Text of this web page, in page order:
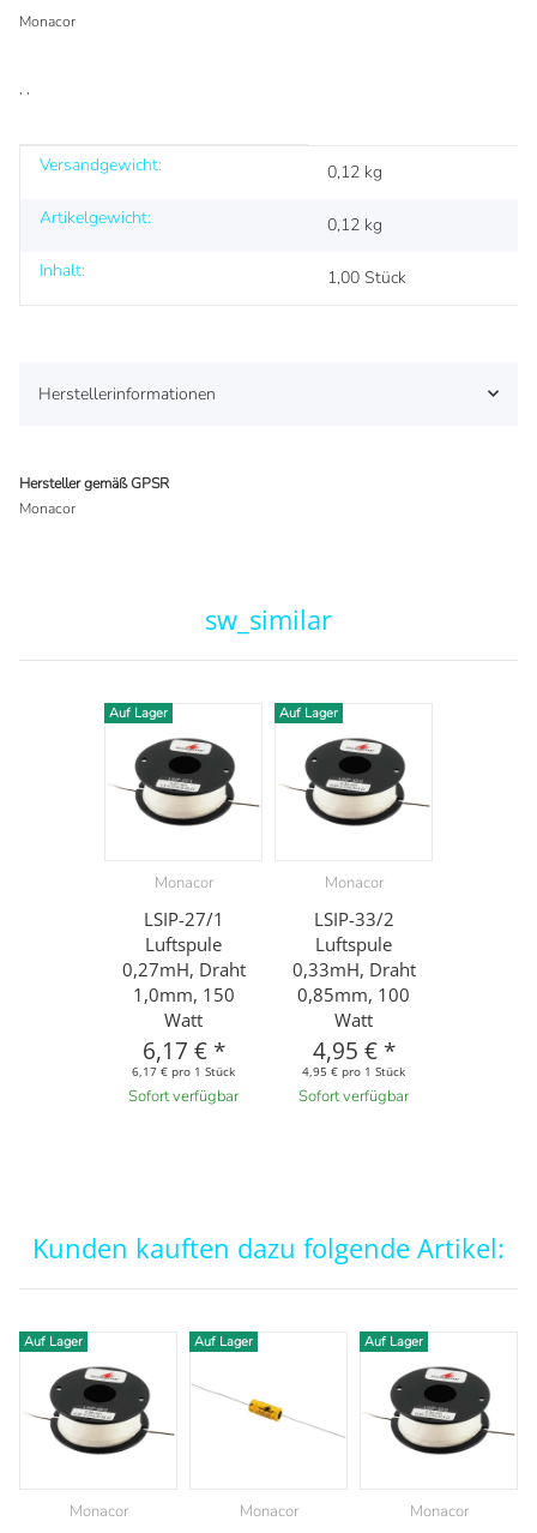
Monacor
, ,
Produkteigenschaft
Wert
Versandgewicht:
0,12 kg
Artikelgewicht:
0,12 kg
Inhalt:
1,00 Stück
Herstellerinformationen
Hersteller gemäß GPSR
Monacor
sw_similar
Auf Lager
Monacor
LSIP-27/1
Luftspule
0,27mH, Draht
1,0mm, 150
Watt
6,17 € *
6,17 € pro 1 Stück
Sofort verfügbar
Auf Lager
Monacor
LSIP-33/2
Luftspule
0,33mH, Draht
0,85mm, 100
Watt
4,95 € *
4,95 € pro 1 Stück
Sofort verfügbar
Kunden kauften dazu folgende Artikel:
Auf Lager
Monacor
Auf Lager
Monacor
Auf Lager
Monacor